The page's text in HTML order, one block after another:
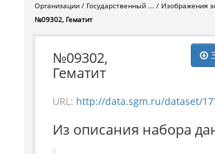
Организации Государственный ...
Изображения
№09302, Гематит
№09302,
Гематит
URL: http://data.sgm.ru/dataset/17744eed-27fa-4a9a-bc72-4e657fa570af/resource/0760888c-1921-4a74-9b03-
Из описания набора